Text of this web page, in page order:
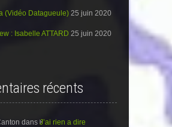
(Vidéo Datagueule) 25 juin 2020
: Isabelle ATTARD 25 juin 2020
récents
dans J’ai rien a dire